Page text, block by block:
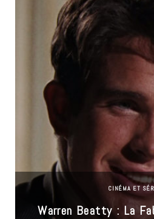
CINÉMA ET
Warren Beatty : La